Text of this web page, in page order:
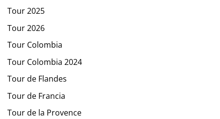
Tour 2025
Tour 2026
Tour Colombia
Tour Colombia 2024
Tour de Flandes
Tour de Francia
Tour de la Provence